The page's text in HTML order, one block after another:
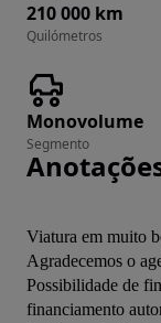
210 000 km
Quilómetros
Monovolume
Segmento
Viatura em muito
Agradecemos o
Possibilidade de
financiamento